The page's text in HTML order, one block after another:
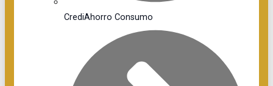
CrediAhorro Consumo